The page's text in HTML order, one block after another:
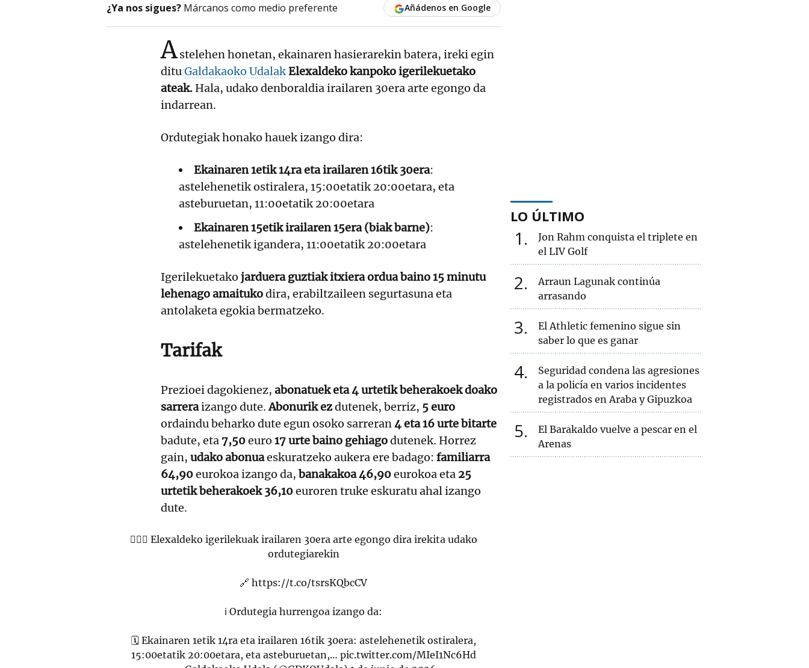
¿Ya nos sigues? Márcanos como medio preferente Añádenos en Google
Astelehen honetan, ekainaren hasierarekin batera, ireki egin
dituGaldakaoko UdalakElexaldeko kanpoko igerilekuetako
ateak. Hala, udako denboraldia irailaren 30era arte egongo da
indarrean.
Ordutegiak honako hauek izango dira:
Ekainaren 1etik 14ra eta irailaren 16tik 30era:
astelehenetik ostiralera, 15:00etatik 20:00etara, eta
asteburuetan, 11:00etatik 20:00etara
Ekainaren 15etik irailaren 15era (biak barne):
astelehenetik igandera, 11:00etatik 20:00etara
Igerilekuetako jarduera guztiak itxiera ordua baino 15 minutu
lehenago amaitukodira, erabiltzaileen segurtasuna eta
antolaketa egokia bermatzeko.
Tarifak
Prezioei dagokienez, abonatuek eta 4 urtetik beherakoek doako
sarreraizango dute.Abonurik ezdutenek, berriz, 5 euro
ordaindu beharko dute egun osoko sarreran4 eta 16 urte bitarte
badute, eta 7,50euro 17 urte baino gehiagodutenek. Horrez
gain, udako abonuaeskuratzeko aukera ere badago: familiarra
64,90eurokoa izango da, banakakoa 46,90eurokoa eta 25
urtetik beherakoek 36,10euroren truke eskuratu ahal izango
dute.
🏊🏻‍♀️ Elexaldeko igerilekuak irailaren 30era arte egongo dira irekita udako
ordutegiarekin
🔗https://t.co/tsrsKQbcCV
ℹ️ Ordutegia hurrengoa izango da:
🗓️ Ekainaren 1etik 14ra eta irailaren 16tik 30era: astelehenetik ostiralera,
15:00etatik 20:00etara, eta asteburuetan,… pic.twitter.com/MIeI1Nc6Hd
LO ÚLTIMO
1
Jon Rahm conquista el triplete en
el LIV Golf
2
Arraun Lagunak continúa
arrasando
3
El Athletic femenino sigue sin
saber lo que es ganar
4
Seguridad condena las agresiones
a la policía en varios incidentes
registrados en Araba y Gipuzkoa
5
El Barakaldo vuelve a pescar en el
Arenas